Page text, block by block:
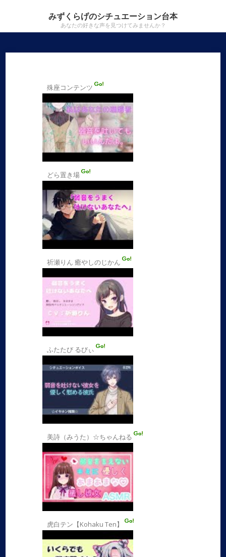
みずくらげのシチュエーション台本
あなたの好きな声を見つけてみませんか？
殊座コンテンツ
どら置き場
祈瀬りん 癒やしのじかん
ふたたび るびぃ
美詩（みうた）☆ちゃんねる
虎白テン【Kohaku Ten】